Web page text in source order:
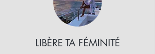
LIBÈRE TA FÉMINITÉ